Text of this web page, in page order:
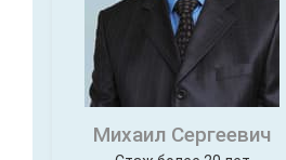
Михаил Сергеевич